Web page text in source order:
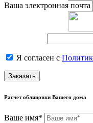
Ваша электронная почта
Я согласен с
Заказать
Расчет облицовки Вашего дома
Ваше имя*